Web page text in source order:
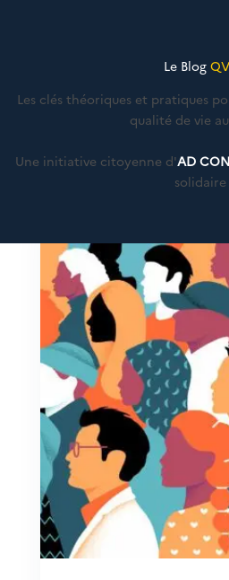
Le Blog
Les clés théoriques et pratiques
qualité de vie
Une initiative citoyenne d'AD
solidaire